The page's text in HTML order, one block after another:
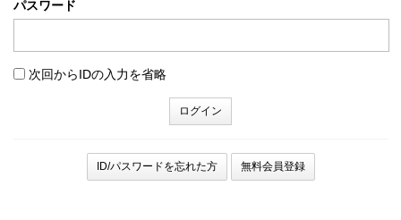
パスワード
次回からIDの入力を省略
ID/パスワードを忘れた方 無料会員登録